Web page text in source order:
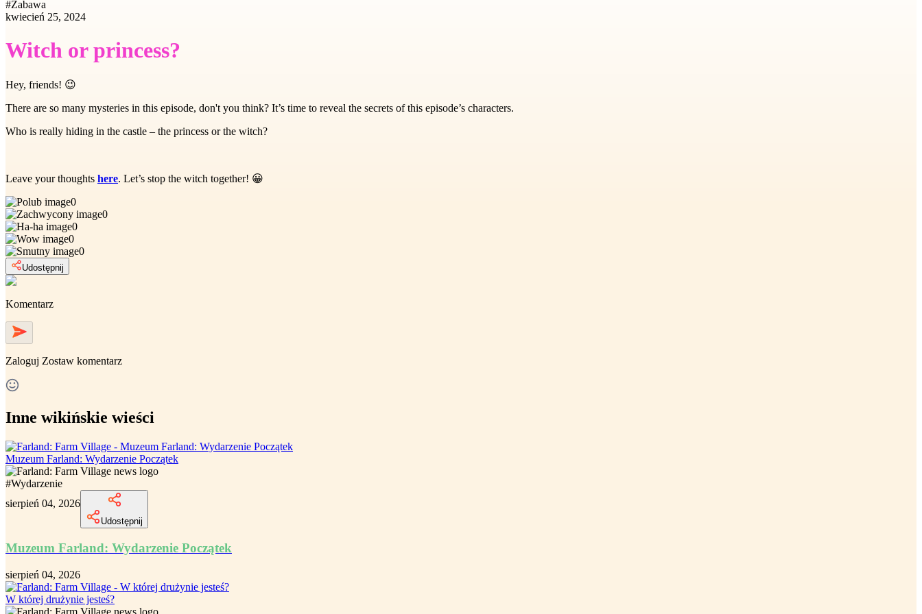
#Zabawa
kwiecień 25, 2024
Witch or princess?
Hey, friends! 😉
There are so many mysteries in this episode, don't you think? It’s time to reveal the secrets of this episode’s characters.
Who is really hiding in the castle – the princess or the witch?
Leave your thoughts here. Let’s stop the witch together! 😀
0
0
0
0
0
Udostępnij
Komentarz
Zaloguj Zostaw komentarz
Inne wikińskie wieści
Muzeum Farland: Wydarzenie Początek
#Wydarzenie
sierpień 04, 2026
Udostępnij
Muzeum Farland: Wydarzenie Początek
sierpień 04, 2026
W której drużynie jesteś?